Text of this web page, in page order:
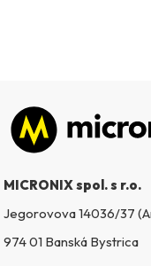
Zápätie
MICRONIX spol. s r.o.
Jegorovova 14036/37
974 01 Banská Bystrica